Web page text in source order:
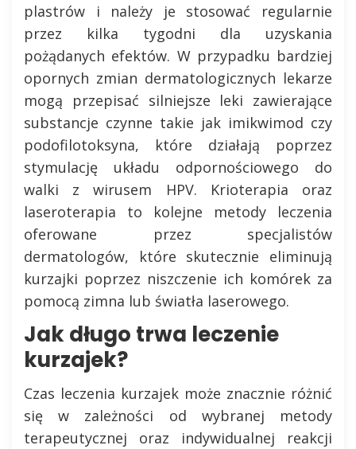
plastrów i należy je stosować regularnie
przez kilka tygodni dla uzyskania
pożądanych efektów. W przypadku bardziej
opornych zmian dermatologicznych lekarze
mogą przepisać silniejsze leki zawierające
substancje czynne takie jak imikwimod czy
podofilotoksyna, które działają poprzez
stymulację układu odpornościowego do
walki z wirusem HPV. Krioterapia oraz
laseroterapia to kolejne metody leczenia
oferowane przez specjalistów
dermatologów, które skutecznie eliminują
kurzajki poprzez niszczenie ich komórek za
pomocą zimna lub światła laserowego.
Jak długo trwa leczenie
kurzajek?
Czas leczenia kurzajek może znacznie różnić
się w zależności od wybranej metody
terapeutycznej oraz indywidualnej reakcji